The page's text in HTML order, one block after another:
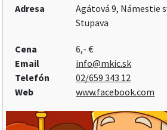
Adresa
Agátová 9, Námestie
Stupava
Cena
6,- €
Email
info@mkic.sk
Telefón
02/659 343 12
Web
www.facebook.com